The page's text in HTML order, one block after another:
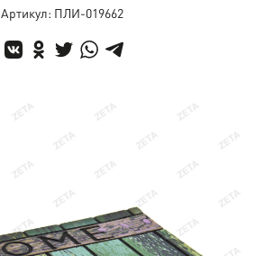
Артикул: ПЛИ-019662